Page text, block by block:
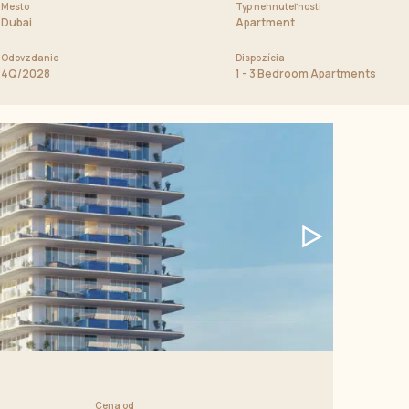
Mesto
Dubai
Typ nehnuteľnosti
Apartment
Odovzdanie
4Q/2028
Dispozícia
1 - 3 Bedroom Apartments
Cena od